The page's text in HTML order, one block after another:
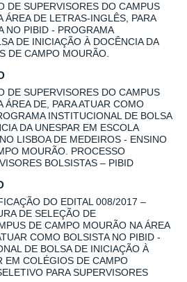
DE SUPERVISORES DO CAMPUS
ÁREA DE LETRAS-INGLÊS, PARA
NO PIBID - PROGRAMA
DE INICIAÇÃO À DOCÊNCIA DA
DE CAMPO MOURÃO.
DE SUPERVISORES DO CAMPUS
ÁREA DE, PARA ATUAR COMO
INSTITUCIONAL DE BOLSA
DA UNESPAR EM ESCOLA
LISBOA DE MEDEIROS - ENSINO
MOURÃO. PROCESSO
BOLSISTAS – PIBID
DO EDITAL 008/2017 –
DE SELEÇÃO DE
DE CAMPO MOURÃO NA ÁREA
COMO BOLSISTA NO PIBID -
DE BOLSA DE INICIAÇÃO À
EM COLÉGIOS DE CAMPO
PARA SUPERVISORES